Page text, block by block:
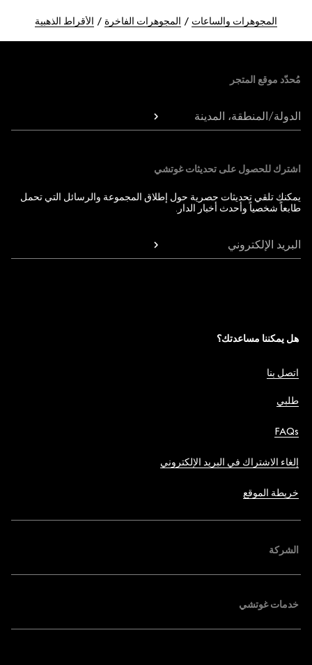
المجوهرات والساعات المجوهرات الفاخرة الأقراط الذهبية
مُحدّد موقع المتجر
الدولة/المنطقة، المدينة
اشترك للحصول على تحديثات غوتشي
يمكنك تلقي تحديثات حصرية حول إطلاق المجموعة والرسائل التي تحمل
طابعاً شخصياً وأحدث أخبار الدار.
البريد الإلكتروني
هل يمكننا مساعدتك؟
اتصل بنا
طلبي
FAQs
إلغاء الاشتراك في البريد الإلكتروني
خريطة الموقع
الشركة
خدمات غوتشي